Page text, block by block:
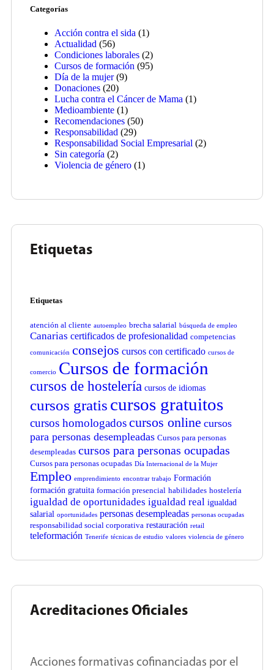
Categorías
Acción contra el sida (1)
Actualidad (56)
Condiciones laborales (2)
Cursos de formación (95)
Día de la mujer(9)
Donaciones (20)
Lucha contra el Cáncer de Mama (1)
Medioambiente (1)
Recomendaciones (50)
Responsabilidad (29)
Responsabilidad Social Empresarial (2)
Sin categoría (2)
Violencia de género (1)
Etiquetas
Etiquetas
atención al cliente autoempleo brecha salarial búsqueda de empleo
Canarias certificados de profesionalidad competencias
comunicación consejos cursos con certificado cursos de
comercio Cursos de formación
cursos de hostelería cursos de idiomas
cursos gratis cursos gratuitos
cursos homologadoscursos online cursos
para personas desempleadas Cursos para personas
desempleadas cursos para personas ocupadas
Cursos para personas ocupadas Día Internacional de la Mujer
Empleo emprendimiento encontrar trabajo Formación
formación gratuita formación presencial habilidades hostelería
igualdad de oportunidades igualdad real igualdad
salarial oportunidades personas desempleadas personas ocupadas
responsabilidad social corporativa restauración retail
teleformación Tenerife técnicas de estudio valores violencia de género
Acreditaciones Oficiales
Acciones formativas cofinanciadas por el